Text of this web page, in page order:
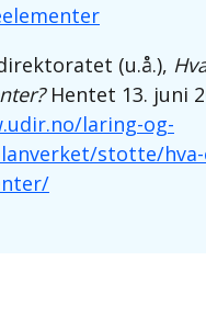
(u.å.),
Hentet 13. juni
laring-og-
stotte/